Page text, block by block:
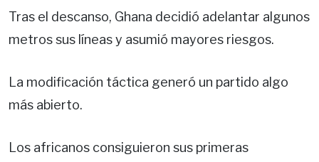
Tras el descanso, Ghana decidió adelantar algunos
metros sus líneas y asumió mayores riesgos.
La modificación táctica generó un partido algo
más abierto.
Los africanos consiguieron sus primeras